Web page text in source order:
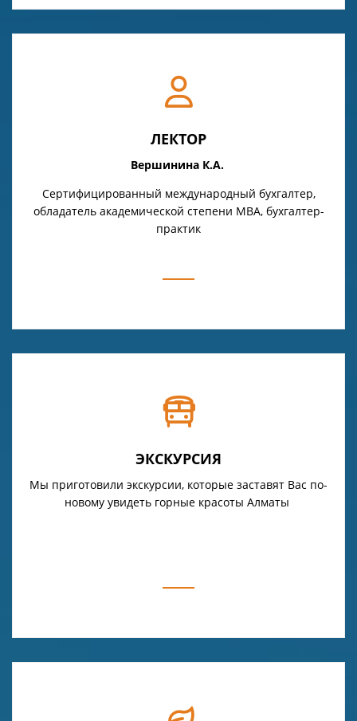
ЛЕКТОР
Вершинина К.А.
Сертифицированный международный бухгалтер,
обладатель академической степени МВА, бухгалтер-
практик
ЭКСКУРСИЯ
Мы приготовили экскурсии, которые заставят Вас по-
новому увидеть горные красоты Алматы